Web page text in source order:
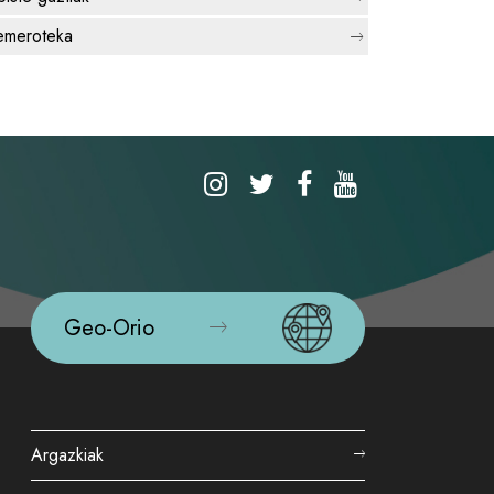
Geo-Orio
Argazkiak